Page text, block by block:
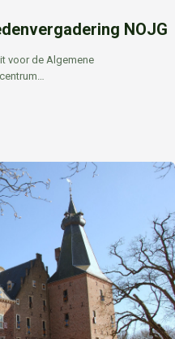
NOJG
voor de Algemene